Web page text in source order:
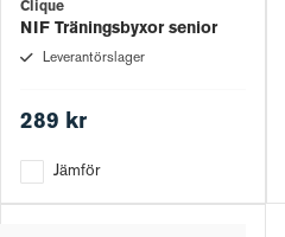
Clique
NIF Träningsbyxor senior
Leverantörslager
289 kr
Jämför